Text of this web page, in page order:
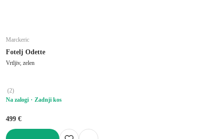
Marckeric
Fotelj Odette
Vrtljiv, zelen
(2)
Na zalogi
Zadnji kos
499 €